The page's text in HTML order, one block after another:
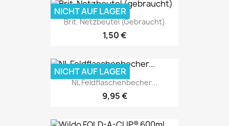
Brit. Netzbeutel (gebraucht)
1,50 €
NICHT AUF LAGER
NL Feldflaschenbecher...
9,95 €
NICHT AUF LAGER